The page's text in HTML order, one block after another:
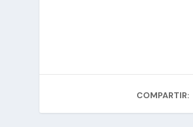
COMPARTIR: